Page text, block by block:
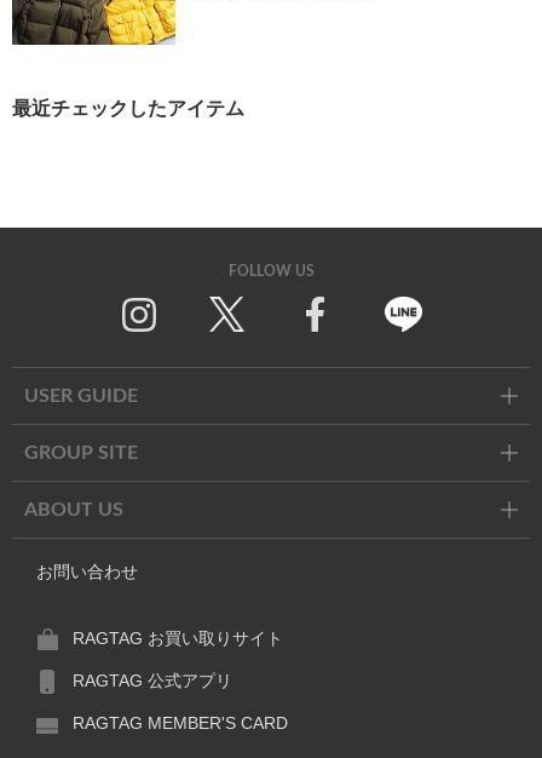
最近チェックしたアイテム
FOLLOW US
USER GUIDE
GROUP SITE
ABOUT US
お問い合わせ
RAGTAG お買い取りサイト
RAGTAG 公式アプリ
RAGTAG MEMBER'S CARD